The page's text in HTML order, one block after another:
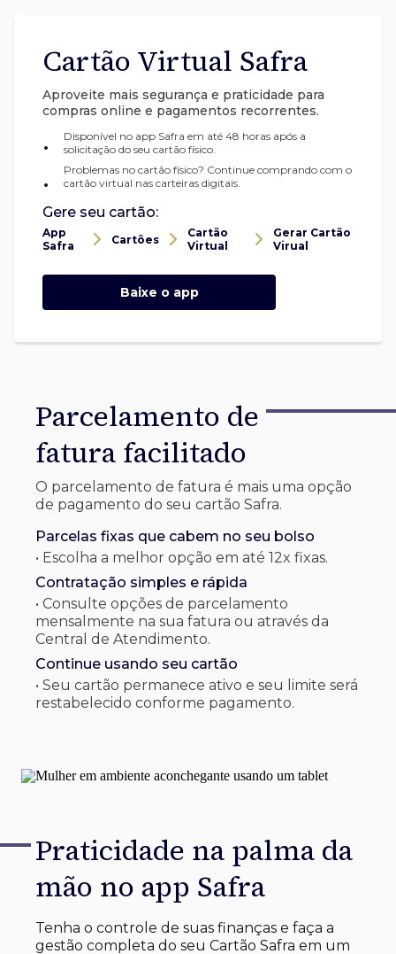
Cartão Virtual Safra
Aproveite mais segurança e praticidade para
compras online e pagamentos recorrentes.
•
Disponível no app Safra em até 48 horas após a
solicitação do seu cartão físico.
•
Problemas no cartão físico? Continue comprando com o
cartão virtual nas carteiras digitais.
Gere seu cartão:
App
Safra
Cartões
Cartão
Virtual
Gerar Cartão
Virual
Baixe o app
Parcelamento de
fatura facilitado
O parcelamento de fatura é mais uma opção
de pagamento do seu cartão Safra.
Parcelas fixas que cabem no seu bolso
• Escolha a melhor opção em até 12x fixas.
Contratação simples e rápida
• Consulte opções de parcelamento
mensalmente na sua fatura ou através da
Central de Atendimento.
Continue usando seu cartão
• Seu cartão permanece ativo e seu limite será
restabelecido conforme pagamento.
Praticidade na palma da
mão no app Safra
Tenha o controle de suas finanças e faça a
gestão completa do seu Cartão Safra em um